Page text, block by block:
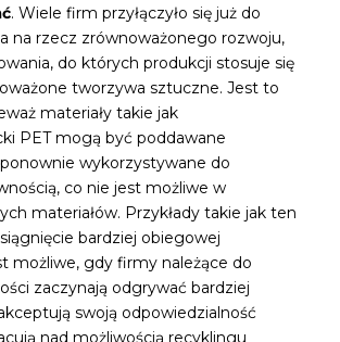
. Wiele firm przyłączyło się już do
na rzecz zrównoważonego rozwoju,
do których produkcji stosuje się
tworzywa sztuczne. Jest to
materiały takie jak
PET mogą być poddawane
wykorzystywane do
co nie jest możliwe w
materiałów. Przykłady takie jak ten
bardziej obiegowej
możliwe, gdy firmy należące do
zaczynają odgrywać bardziej
swoją odpowiedzialność
nad możliwością recyklingu